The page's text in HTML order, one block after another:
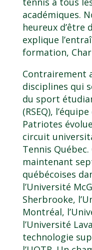
académiques.
heureux d’être
explique
formation,
Contrairement
disciplines qui
du sport
(RSEQ),
Patriotes
circuit
Tennis
maintenant
québécoises
l’Université
Sherbrooke,
Montréal,
l’Université
technologie